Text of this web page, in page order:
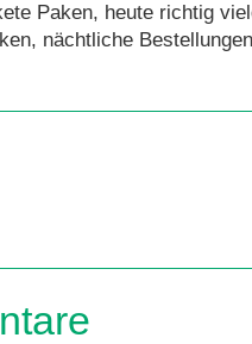
Paken, heute richtig
nächtliche